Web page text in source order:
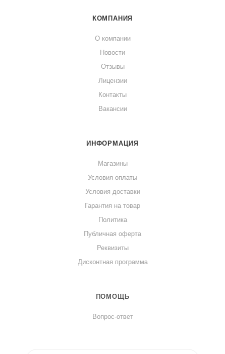
КОМПАНИЯ
О компании
Новости
Отзывы
Лицензии
Контакты
Вакансии
ИНФОРМАЦИЯ
Магазины
Условия оплаты
Условия доставки
Гарантия на товар
Политика
Публичная оферта
Реквизиты
Дисконтная программа
ПОМОЩЬ
Вопрос-ответ